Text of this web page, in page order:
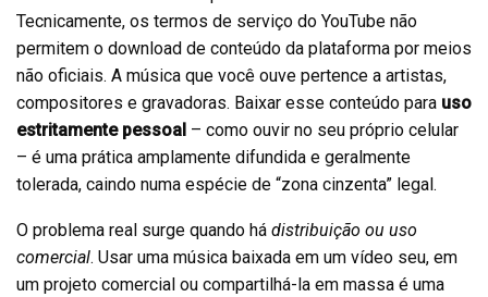
Tecnicamente, os termos de serviço do YouTube não
permitem o download de conteúdo da plataforma por meios
não oficiais. A música que você ouve pertence a artistas,
compositores e gravadoras. Baixar esse conteúdo para uso
estritamente pessoal – como ouvir no seu próprio celular
– é uma prática amplamente difundida e geralmente
tolerada, caindo numa espécie de “zona cinzenta” legal.
O problema real surge quando há distribuição ou uso
comercial. Usar uma música baixada em um vídeo seu, em
um projeto comercial ou compartilhá-la em massa é uma